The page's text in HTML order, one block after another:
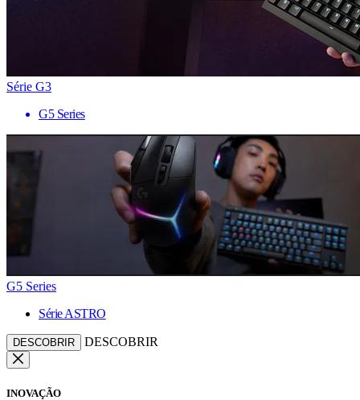
Série G3
G5 Series
G5 Series
Série ASTRO
DESCOBRIR DESCOBRIR
INOVAÇÃO